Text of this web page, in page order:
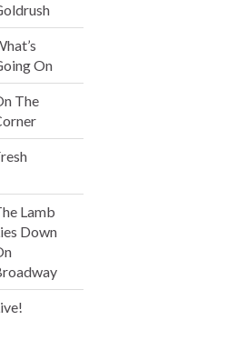
On
The
Lamb
Down